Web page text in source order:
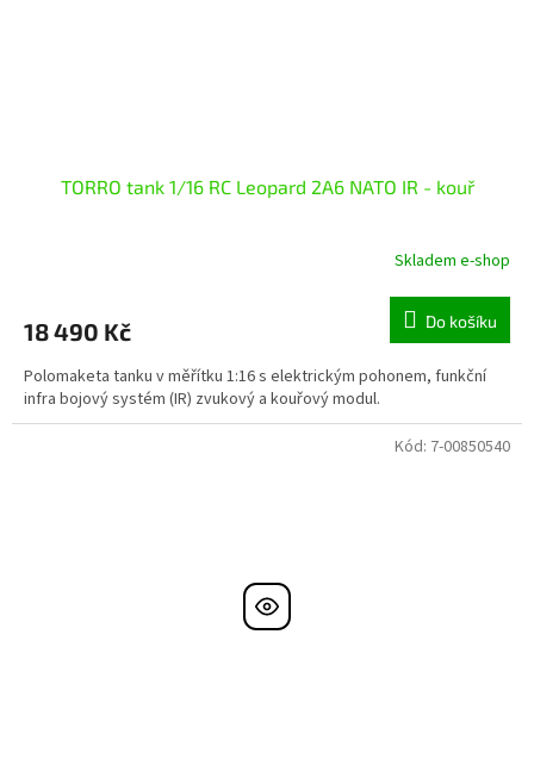
TORRO tank 1/16 RC Leopard 2A6 NATO IR - kouř
Skladem e-shop
18 490 Kč Do košíku
Polomaketa tanku v měřítku 1:16 s elektrickým pohonem, funkční
infra bojový systém (IR) zvukový a kouřový modul.
Kód: 7-00850540